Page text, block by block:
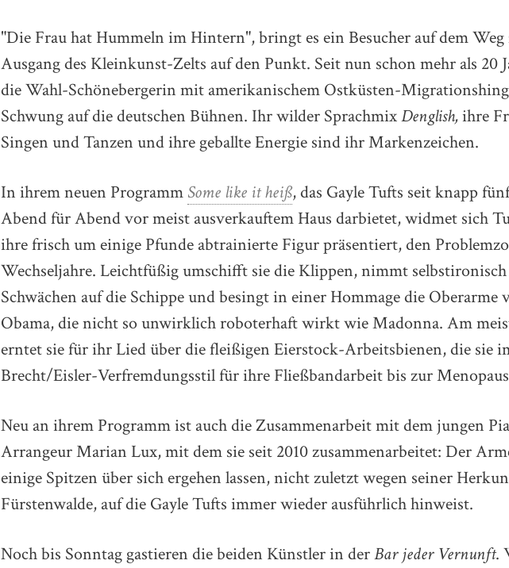
"Die Frau hat Hummeln im Hintern", bringt es ein Besucher auf dem Weg
Ausgang des Kleinkunst-Zelts auf den Punkt. Seit nun schon mehr als 20
die Wahl-Schönebergerin mit amerikanischem Ostküsten-
Schwung auf die deutschen Bühnen. Ihr wilder SprachmixDenglish,ihre
Singen und Tanzen und ihre geballte Energie sind ihr Markenzeichen.
In ihrem neuen Programm Some like it heiß, das Gayle Tufts seit knapp
Abend für Abend vor meist ausverkauftem Haus darbietet, widmet sich
ihre frisch um einige Pfunde abtrainierte Figur präsentiert, den
Wechseljahre. Leichtfüßig umschifft sie die Klippen, nimmt
Schwächen auf die Schippe und besingt in einer Hommage die Oberarme
Obama, die nicht so unwirklich roboterhaft wirkt wie Madonna. Am
erntet sie für ihr Lied über die fleißigen Eierstock-Arbeitsbienen, die sie
Brecht/Eisler-Verfremdungsstil für ihre Fließbandarbeit bis zur
Neu an ihrem Programm ist auch die Zusammenarbeit mit dem jungen
Arrangeur Marian Lux, mit dem sie seit 2010 zusammenarbeitet: Der
einige Spitzen über sich ergehen lassen, nicht zuletzt wegen seiner
Fürstenwalde, auf die Gayle Tufts immer wieder ausführlich hinweist.
Noch bis Sonntag gastieren die beiden Künstler in derBar jeder Vernunft.